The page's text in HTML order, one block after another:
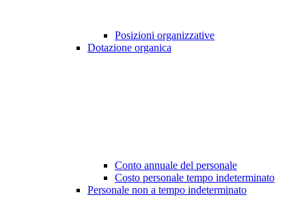
Posizioni organizzative
Dotazione organica
Conto annuale del personale
Costo personale tempo indeterminato
Personale non a tempo indeterminato